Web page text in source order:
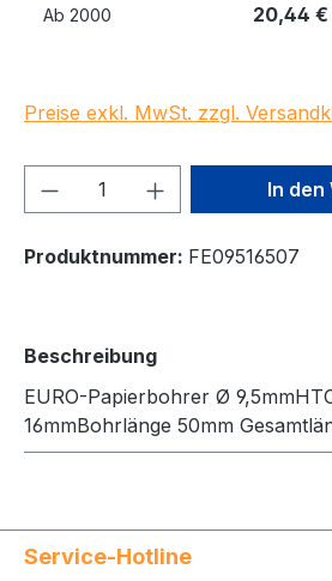
Ab 2000 20,44 €
Preise exkl. MwSt. zzgl.
Produkt Anzahl: GibIn den
Produktnummer: FE09516507
Beschreibung
EURO-Papierbohrer Ø
16mmBohrlänge 50mm
Service-Hotline